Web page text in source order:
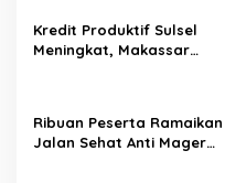
i
s
Kredit Produktif Sulsel
Meningkat, Makassar
Ribuan Peserta Ramaikan
Jalan Sehat Anti Mager